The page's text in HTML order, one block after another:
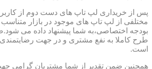
پس از خریداری لپ تاپ های دست دوم از
مختلفی از لپ تاپ های موجود در بازار متناسب
بودجه اختصاصی،به شما پیشنهاد داده می
طرح کاملا به نفع مشتری و در جهت رضایتمندی
است.
همچنین ضمن تقدیر از شما مشتریان گرامی